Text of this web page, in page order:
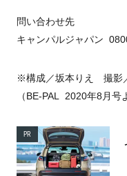
問い合わせ先
キャンパルジャパン
※構成／坂本りえ 撮影
（BE-PAL 2020年8月号
PR